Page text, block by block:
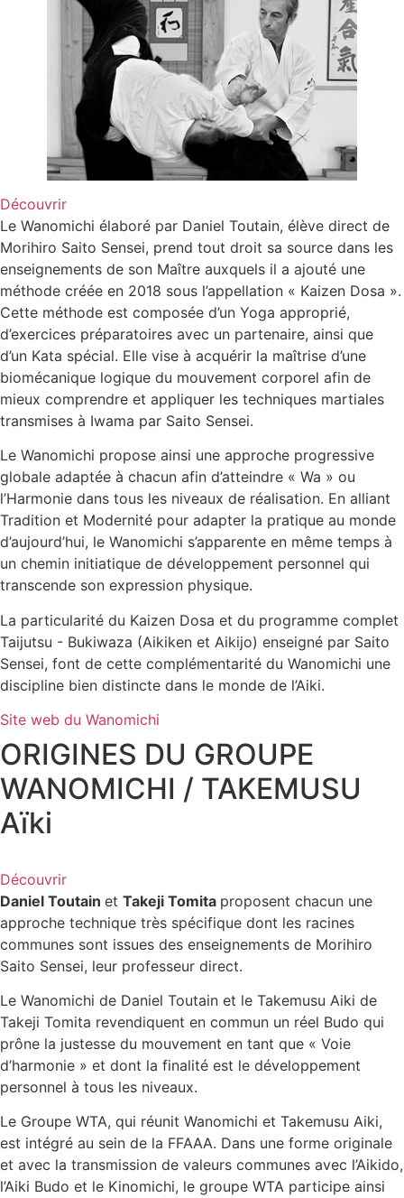
Découvrir
Le Wanomichi élaboré par Daniel Toutain, élève direct de
Morihiro Saito Sensei, prend tout droit sa source dans les
enseignements de son Maître auxquels il a ajouté une
méthode créée en 2018 sous l’appellation « Kaizen Dosa ».
Cette méthode est composée d’un Yoga approprié,
d’exercices préparatoires avec un partenaire, ainsi que
d’un Kata spécial. Elle vise à acquérir la maîtrise d’une
biomécanique logique du mouvement corporel afin de
mieux comprendre et appliquer les techniques martiales
transmises à Iwama par Saito Sensei.
Le Wanomichi propose ainsi une approche progressive
globale adaptée à chacun afin d’atteindre « Wa » ou
l’Harmonie dans tous les niveaux de réalisation. En alliant
Tradition et Modernité pour adapter la pratique au monde
d’aujourd’hui, le Wanomichi s’apparente en même temps à
un chemin initiatique de développement personnel qui
transcende son expression physique.
La particularité du Kaizen Dosa et du programme complet
Taijutsu - Bukiwaza (Aikiken et Aikijo) enseigné par Saito
Sensei, font de cette complémentarité du Wanomichi une
discipline bien distincte dans le monde de l’Aiki.
Site web du Wanomichi
ORIGINES DU GROUPE
WANOMICHI / TAKEMUSU
Aïki
Découvrir
Daniel Toutain et Takeji Tomita proposent chacun une
approche technique très spécifique dont les racines
communes sont issues des enseignements de Morihiro
Saito Sensei, leur professeur direct.
Le Wanomichi de Daniel Toutain et le Takemusu Aiki de
Takeji Tomita revendiquent en commun un réel Budo qui
prône la justesse du mouvement en tant que « Voie
d’harmonie » et dont la finalité est le développement
personnel à tous les niveaux.
Le Groupe WTA, qui réunit Wanomichi et Takemusu Aiki,
est intégré au sein de la FFAAA. Dans une forme originale
et avec la transmission de valeurs communes avec l’Aikido,
l’Aiki Budo et le Kinomichi, le groupe WTA participe ainsi